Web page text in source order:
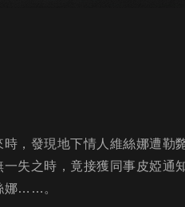
，發現地下情人維絲娜遭勒
失之時，竟接獲同事皮婭通
娜……。